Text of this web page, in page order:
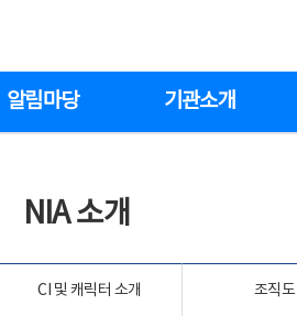
알림마당 기관소개
NIA 소개
CI 및 캐릭터 소개 조직도